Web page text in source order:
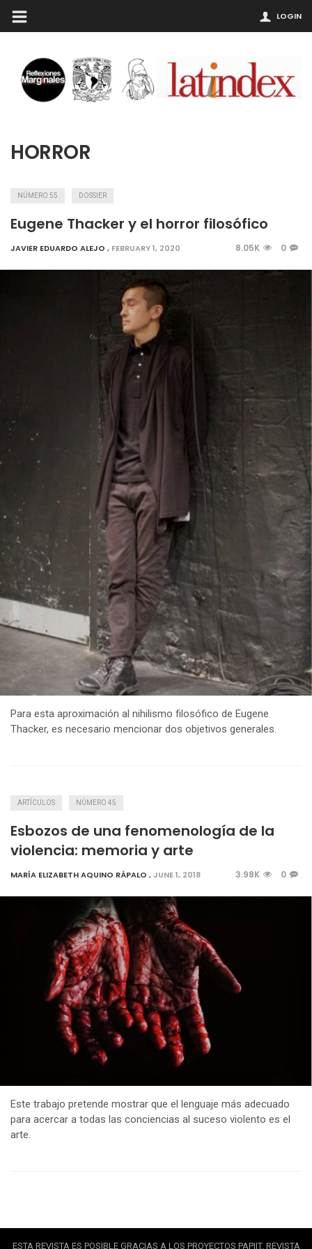
LOGIN
HORROR
NÚMERO 55 DOSSIER
Eugene Thacker y el horror filosófico
JAVIER EDUARDO ALEJO , FEBRUARY 1, 2020 8.05K 0
Para esta aproximación al nihilismo filosófico de Eugene
Thacker, es necesario mencionar dos objetivos generales.
ARTÍCULOS NÚMERO 45
Esbozos de una fenomenología de la
violencia: memoria y arte
MARÍA ELIZABETH AQUINO RÁPALO ,JUNE 1, 2018 3.98K 0
Este trabajo pretende mostrar que el lenguaje más adecuado
para acercar a todas las conciencias al suceso violento es el
arte.
ESTA REVISTA ES POSIBLE GRACIAS A LOS PROYECTOS PAPIIT. REVISTA